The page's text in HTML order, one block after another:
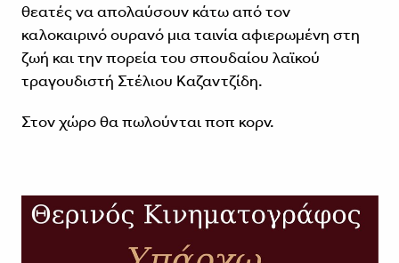
θεατές να απολαύσουν κάτω από τον
καλοκαιρινό ουρανό μια ταινία αφιερωμένη στη
ζωή και την πορεία του σπουδαίου λαϊκού
τραγουδιστή Στέλιου Καζαντζίδη.
Στον χώρο θα πωλούνται ποπ κορν.